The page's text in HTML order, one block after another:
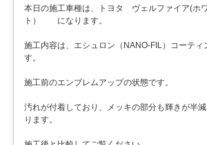
本日の施工車種は、トヨタ ヴェルファイア(ホ
ト） になります。
施工内容は、エシュロン（NANO-FIL）コーティ
す。
施工前のエンブレムアップの状態です。
汚れが付着しており、メッキの部分も輝きが半
ります。